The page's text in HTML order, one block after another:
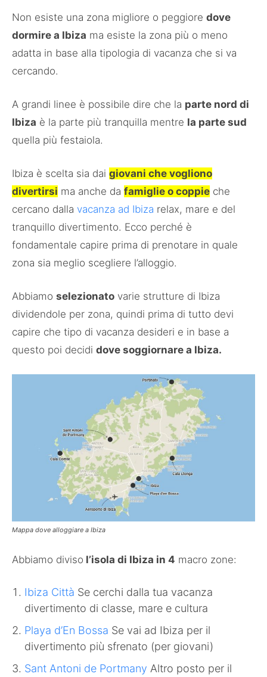
Non esiste una zona migliore o peggiore dove
dormire a Ibiza ma esiste la zona più o meno
adatta in base alla tipologia di vacanza che si va
cercando.
A grandi linee è possibile dire che la parte nord di
Ibiza è la parte più tranquilla mentre la parte sud
quella più festaiola.
Ibiza è scelta sia dai giovani che vogliono
divertirsi ma anche da famiglie o coppie che
cercano dalla vacanza ad Ibiza relax, mare e del
tranquillo divertimento. Ecco perché è
fondamentale capire prima di prenotare in quale
zona sia meglio scegliere l’alloggio.
Abbiamo selezionato varie strutture di Ibiza
dividendole per zona, quindi prima di tutto devi
capire che tipo di vacanza desideri e in base a
questo poi decidi dove soggiornare a Ibiza.
Mappa dove alloggiare a Ibiza
Abbiamo diviso l’isola di Ibiza in 4 macro zone:
Ibiza Città Se cerchi dalla tua vacanza
divertimento di classe, mare e cultura
Playa d’En Bossa Se vai ad Ibiza per il
divertimento più sfrenato (per giovani)
Sant Antoni de Portmany Altro posto per il